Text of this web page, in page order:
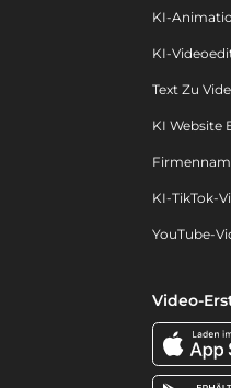
KI-
KI-
Text Zu
KI Website
KI-TikTok-
YouTube-
Video-